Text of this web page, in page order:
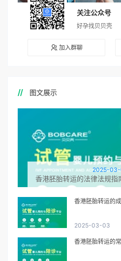
关注公众号
好孕找贝贝壳
加入群聊
图文展示
2025-
香港胚胎转运的法律法规指
香港胚胎转运的
2025-03-03
香港胚胎转运的